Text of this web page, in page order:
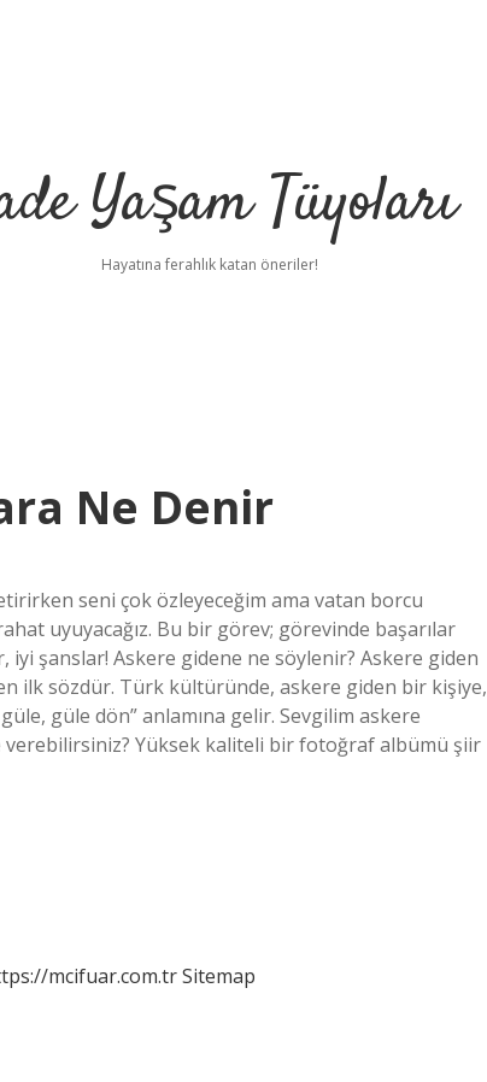
Yaşam Tüyoları
Hayatına ferahlık katan öneriler!
Ne Denir
seni çok özleyeceğim ama vatan borcu
uyuyacağız. Bu bir görev; görevinde başarılar
şanslar! Askere gidene ne söylenir? Askere giden
ilk sözdür. Türk kültüründe, askere giden bir kişiye,
güle dön” anlamına gelir. Sevgilim askere
verebilirsiniz? Yüksek kaliteli bir fotoğraf albümü şiir
mcifuar.com.trSitemap